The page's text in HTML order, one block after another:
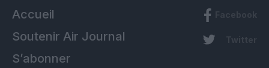
Accueil
Soutenir Air Journal
S’abonner